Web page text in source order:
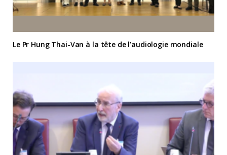
Le Pr Hung Thai-Van à la tête de l’audiologie mondiale